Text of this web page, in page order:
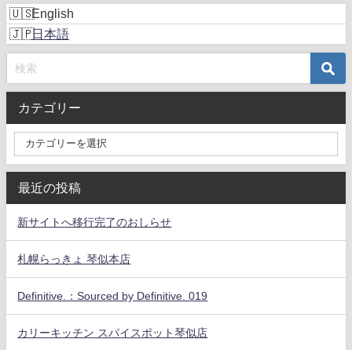
English
日本語
カテゴリー
最近の投稿
新サイトへ移行完了のおしらせ
札幌らっきょ 琴似本店
Definitive.：Sourced by Definitive. 019
カリーキッチン スパイスポット琴似店